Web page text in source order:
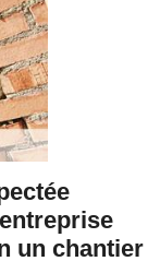
un chantier